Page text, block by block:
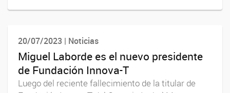
20/07/2023 | Noticias
Miguel Laborde es el nuevo presidente
de Fundación Innova-T
Luego del reciente fallecimiento de la titular de